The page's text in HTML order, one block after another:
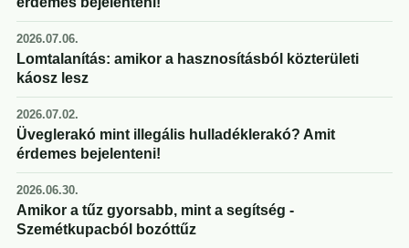
2026.07.06.
Lomtalanítás: amikor a hasznosításból közterületi
káosz lesz
2026.07.02.
Üveglerakó mint illegális hulladéklerakó? Amit
érdemes bejelenteni!
2026.06.30.
Amikor a tűz gyorsabb, mint a segítség -
Szemétkupacból bozóttűz